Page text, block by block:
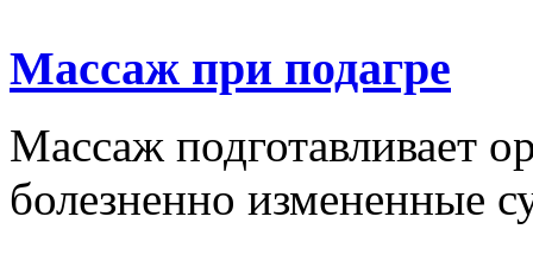
Массаж при подагре
Массаж подготавливает
болезненно измененные